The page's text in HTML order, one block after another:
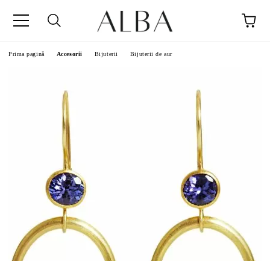
Prima pagină Accesorii Bijuterii Bijuterii de aur